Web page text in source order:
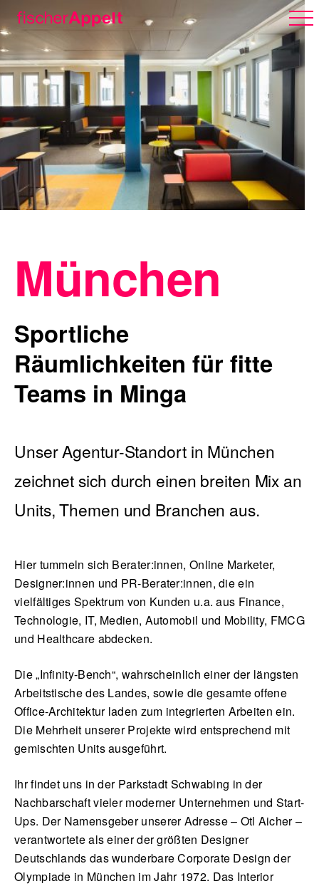
Über uns
Arbeiten
Blog
Nachhaltigkeit
Kontakt
English
München
Sportliche
Räumlichkeiten für fitte
Teams in Minga
Unser Agentur-Standort in München
zeichnet sich durch einen breiten Mix an
Units, Themen und Branchen aus.
Hier tummeln sich Berater:innen, Online Marketer,
Designer:innen und PR-Berater:innen, die ein
vielfältiges Spektrum von Kunden u.a. aus Finance,
Technologie, IT, Medien, Automobil und Mobility, FMCG
und Healthcare abdecken.
Die „Infinity-Bench“, wahrscheinlich einer der längsten
Arbeitstische des Landes, sowie die gesamte offene
Office-Architektur laden zum integrierten Arbeiten ein.
Die Mehrheit unserer Projekte wird entsprechend mit
gemischten Units ausgeführt.
Ihr findet uns in der Parkstadt Schwabing in der
Nachbarschaft vieler moderner Unternehmen und Start-
Ups. Der Namensgeber unserer Adresse – Otl Aicher –
verantwortete als einer der größten Designer
Deutschlands das wunderbare Corporate Design der
Olympiade in München im Jahr 1972. Das Interior